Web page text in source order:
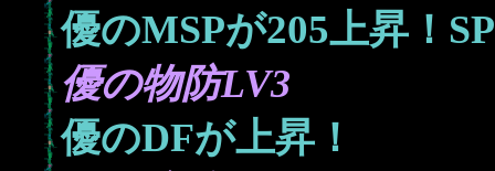
優のMSPが205上昇！
優の物防LV3
優のDFが上昇！